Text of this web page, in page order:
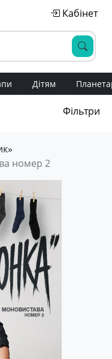
Кабінет
Дітям
Фільтри
номер 2